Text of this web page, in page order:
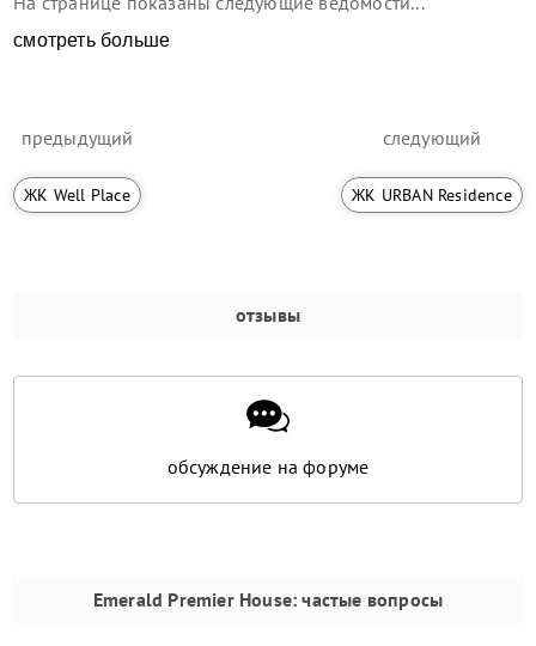
смотреть больше
предыдущий
ЖК Well Place
следующий
ЖК URBAN Residence
отзывы
обсуждение на форуме
Emerald Premier House: частые вопросы